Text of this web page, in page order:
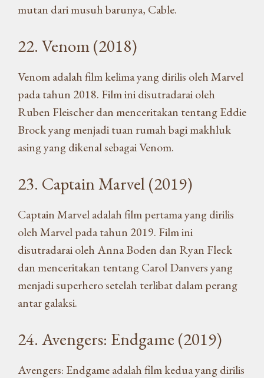
mutan dari musuh barunya, Cable.
22. Venom (2018)
Venom adalah film kelima yang dirilis oleh Marvel
pada tahun 2018. Film ini disutradarai oleh
Ruben Fleischer dan menceritakan tentang Eddie
Brock yang menjadi tuan rumah bagi makhluk
asing yang dikenal sebagai Venom.
23. Captain Marvel (2019)
Captain Marvel adalah film pertama yang dirilis
oleh Marvel pada tahun 2019. Film ini
disutradarai oleh Anna Boden dan Ryan Fleck
dan menceritakan tentang Carol Danvers yang
menjadi superhero setelah terlibat dalam perang
antar galaksi.
24. Avengers: Endgame (2019)
Avengers: Endgame adalah film kedua yang dirilis